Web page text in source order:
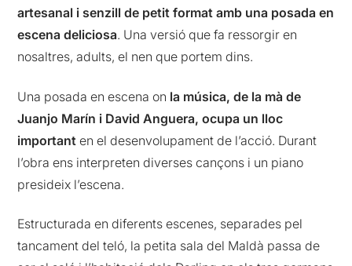
artesanal i senzill de petit format amb una posada en
escena deliciosa. Una versió que fa ressorgir en
nosaltres, adults, el nen que portem dins.
Una posada en escena on la música, de la mà de
Juanjo Marín i David Anguera, ocupa un lloc
important en el desenvolupament de l’acció. Durant
l’obra ens interpreten diverses cançons i un piano
presideix l’escena.
Estructurada en diferents escenes, separades pel
tancament del teló, la petita sala del Maldà passa de